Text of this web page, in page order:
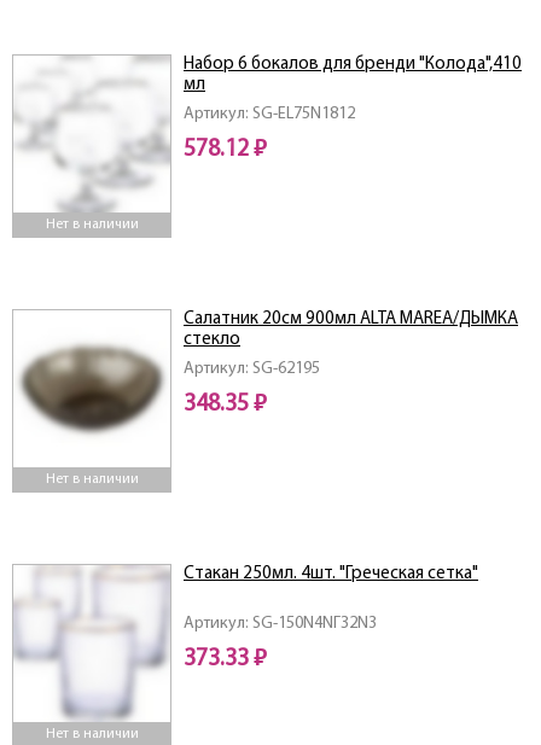
Нет в наличии
Артикул: SG-EL75N1812
Набор 6 бокалов для бренди "Колода",410
мл
578.12 ₽
Нет в наличии
Артикул: SG-62195
Салатник 20см 900мл ALTA MAREA/ДЫМКА
стекло
348.35 ₽
Нет в наличии
Артикул: SG-150N4NГЗ2N3
Стакан 250мл. 4шт. "Греческая сетка"
373.33 ₽